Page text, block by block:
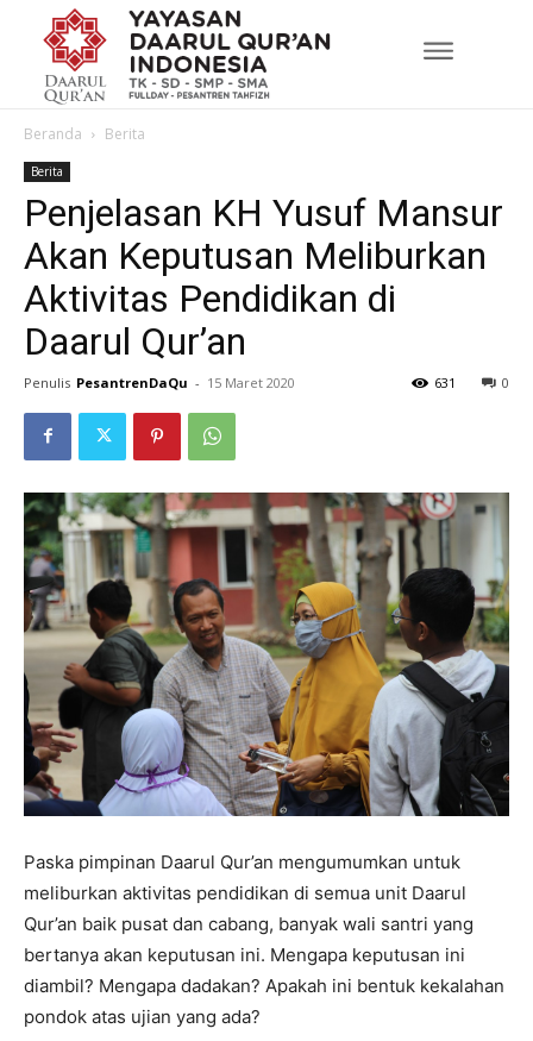
Beranda Berita
Berita
Penjelasan KH Yusuf Mansur
Akan Keputusan Meliburkan
Aktivitas Pendidikan di
Daarul Qur’an
Penulis PesantrenDaQu - 15 Maret 2020 0
631
Paska pimpinan Daarul Qur’an mengumumkan untuk
meliburkan aktivitas pendidikan di semua unit Daarul
Qur’an baik pusat dan cabang, banyak wali santri yang
bertanya akan keputusan ini. Mengapa keputusan ini
diambil? Mengapa dadakan? Apakah ini bentuk kekalahan
pondok atas ujian yang ada?